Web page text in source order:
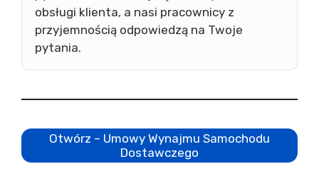
obsługi klienta, a nasi pracownicy z
przyjemnością odpowiedzą na Twoje
pytania.
Otwórz – Umowy Wynajmu Samochodu
Dostawczego